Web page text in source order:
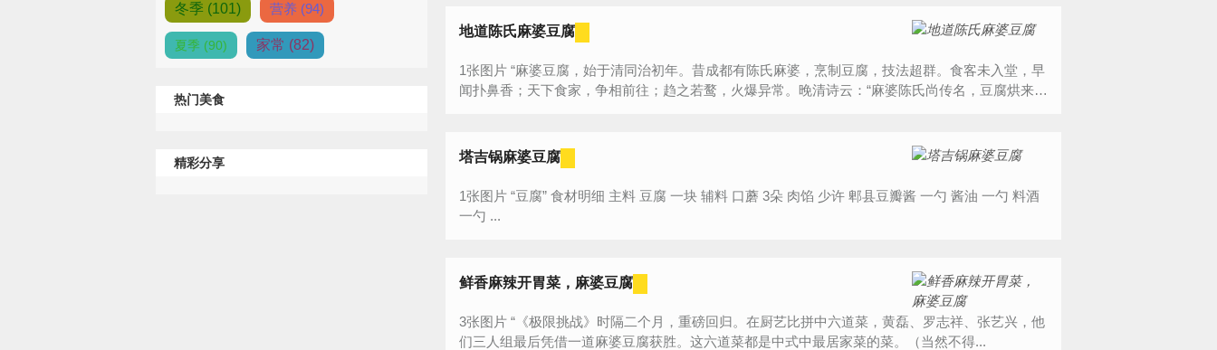
冬季 (101) 营养 (94)
夏季 (90) 家常 (82)
热门美食
精彩分享
地道陈氏麻婆豆腐
1张图片 “麻婆豆腐，始于清同治初年。昔成都有陈氏麻婆，烹制豆腐，技法超群。食客未入堂，早
闻扑鼻香；天下食家，争相前往；趋之若鹜，火爆异常。晚清诗云：“麻婆陈氏尚传名，豆腐烘来
塔吉锅麻婆豆腐
1张图片 “豆腐” 食材明细 主料 豆腐 一块 辅料 口蘑 3朵 肉馅 少许 郫县豆瓣酱 一勺 酱油 一勺 料酒
一勺 ...
鲜香麻辣开胃菜，麻婆豆腐
3张图片 “《极限挑战》时隔二个月，重磅回归。在厨艺比拼中六道菜，黄磊、罗志祥、张艺兴，他
们三人组最后凭借一道麻婆豆腐获胜。这六道菜都是中式中最居家菜的菜。（当然不得...